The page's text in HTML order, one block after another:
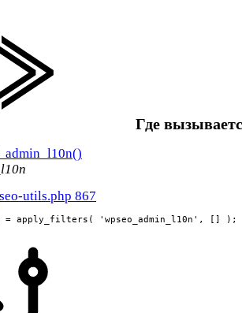
Где
utils.php 867
= apply_filters( 'wpseo_admin_l10n', [] );